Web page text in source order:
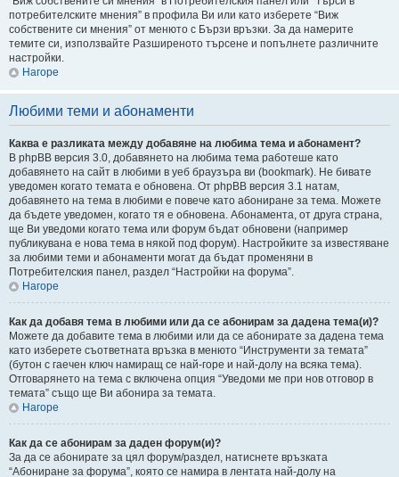
потребителските мнения” в профила Ви или като изберете “Виж
собствените си мнения” от менюто с Бързи връзки. За да намерите
темите си, използвайте Разширеното търсене и попълнете различните
настройки.
Нагоре
Любими теми и абонаменти
Каква е разликата между добавяне на любима тема и абонамент?
В phpBB версия 3.0, добавянето на любима тема работеше като
добавянето на сайт в любими в уеб браузъра ви (bookmark). Не бивате
уведомен когато темата е обновена. От phpBB версия 3.1 натам,
добавянето на тема в любими е повече като абониране за тема. Можете
да бъдете уведомен, когато тя е обновена. Абонамента, от друга страна,
ще Ви уведоми когато тема или форум бъдат обновени (например
публикувана е нова тема в някой под форум). Настройките за известяване
за любими теми и абонаменти могат да бъдат променяни в
Потребителския панел, раздел “Настройки на форума”.
Нагоре
Как да добавя тема в любими или да се абонирам за дадена тема(и)?
Можете да добавите тема в любими или да се абонирате за дадена тема
като изберете съответната връзка в менюто “Инструменти за темата”
(бутон с гаечен ключ намиращ се най-горе и най-долу на всяка тема).
Отговарянето на тема с включена опция “Уведоми ме при нов отговор в
темата” също ще Ви абонира за темата.
Нагоре
Как да се абонирам за даден форум(и)?
За да се абонирате за цял форум/раздел, натиснете връзката
“Абониране за форума”, която се намира в лентата най-долу на